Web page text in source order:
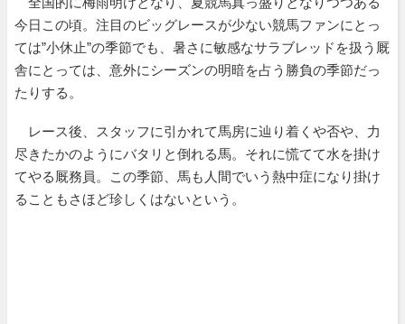
今日この頃。注目のビッグレースが少ない競馬ファンにとっ
ては”小休止”の季節でも、暑さに敏感なサラブレッドを扱う厩
舎にとっては、意外にシーズンの明暗を占う勝負の季節だっ
たりする。
レース後、スタッフに引かれて馬房に辿り着くや否や、力
尽きたかのようにバタリと倒れる馬。それに慌てて水を掛け
てやる厩務員。この季節、馬も人間でいう熱中症になり掛け
ることもさほど珍しくはないという。